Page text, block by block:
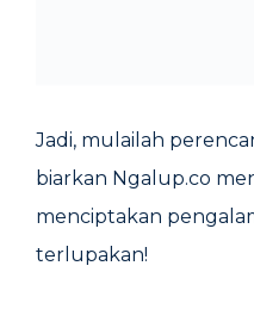
Jadi, mulailah
biarkan Ngalup.co
menciptakan
terlupakan!